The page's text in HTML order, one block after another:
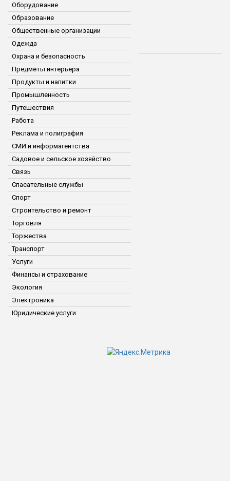
Оборудование
Образование
Общественные организации
Одежда
Охрана и безопасность
Предметы интерьера
Продукты и напитки
Промышленность
Путешествия
Работа
Реклама и полиграфия
СМИ и информагентства
Садовое и сельское хозяйство
Связь
Спасательные службы
Спорт
Строительство и ремонт
Торговля
Торжества
Транспорт
Услуги
Финансы и страхование
Экология
Электроника
Юридические услуги